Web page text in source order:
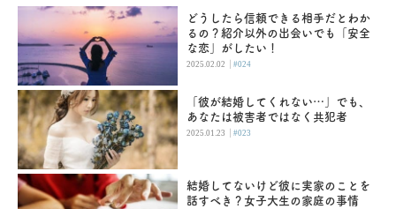
どうしたら信頼できる相手だとわか
るの？紹介以外の出会いでも「安全
な恋」がしたい！
2025.02.02 |#024
「彼が結婚してくれない…」でも、
あなたは被害者ではなく共犯者
2025.01.23 |#023
結婚してないけど彼に実家のことを
話すべき？女子大生の家庭の事情